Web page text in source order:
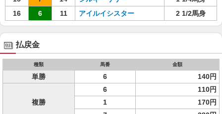
16
6 11 アイルイシスター 2 1/2馬身
払戻金
種類 馬番 金額
単勝 6 140円
複勝
6
110円
1
170円